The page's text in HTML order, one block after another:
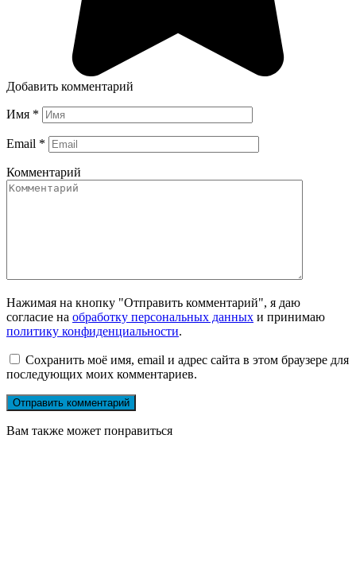
Добавить комментарий
Имя *
Email *
Комментарий
Нажимая на кнопку "Отправить комментарий", я даю
согласие на обработку персональных данных и принимаю
политику конфиденциальности.
Сохранить моё имя, email и адрес сайта в этом браузере для
последующих моих комментариев.
Вам также может понравиться